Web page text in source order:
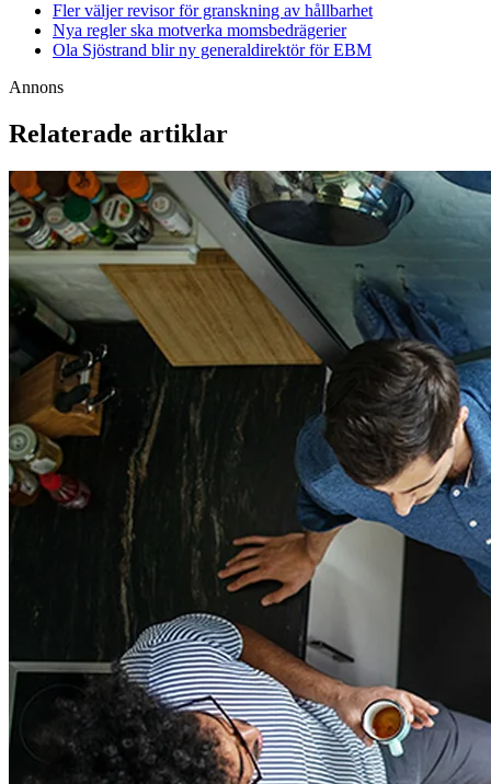
Fler väljer revisor för granskning av hållbarhet
Nya regler ska motverka momsbedrägerier
Ola Sjöstrand blir ny generaldirektör för EBM
Annons
Relaterade artiklar